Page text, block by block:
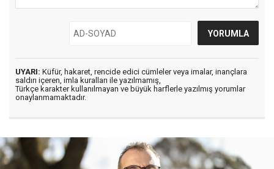
UYARI: Küfür, hakaret, rencide edici cümleler veya imalar, inançlara
saldırı içeren, imla kuralları ile yazılmamış,
Türkçe karakter kullanılmayan ve büyük harflerle yazılmış yorumlar
onaylanmamaktadır.